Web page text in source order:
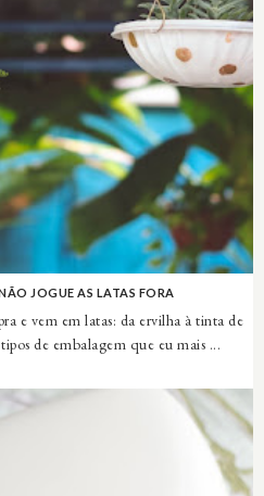
JOGUE AS LATAS FORA
e vem em latas: da ervilha à tinta de
de embalagem que eu mais ...